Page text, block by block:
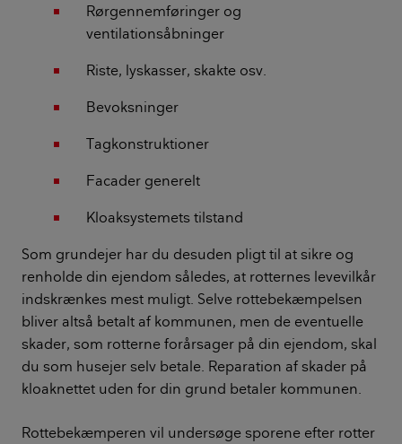
Rørgennemføringer og
ventilationsåbninger
Riste, lyskasser, skakte osv.
Bevoksninger
Tagkonstruktioner
Facader generelt
Kloaksystemets tilstand
Som grundejer har du desuden pligt til at sikre og
renholde din ejendom således, at rotternes levevilkår
indskrænkes mest muligt. Selve rottebekæmpelsen
bliver altså betalt af kommunen, men de eventuelle
skader, som rotterne forårsager på din ejendom, skal
du som husejer selv betale. Reparation af skader på
kloaknettet uden for din grund betaler kommunen.
Rottebekæmperen vil undersøge sporene efter rotter